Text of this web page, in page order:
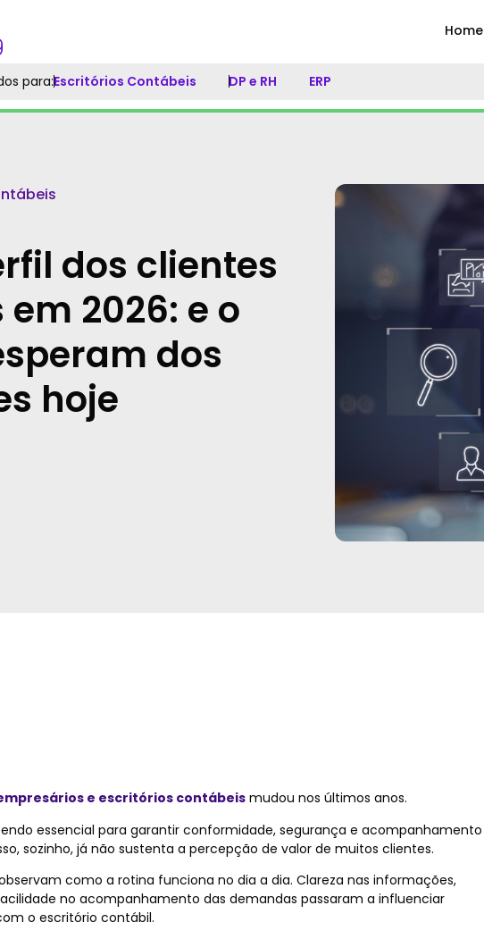
Home
para:Escritórios Contábeis DP e RH ERP
dos clientes
2026: e o
dos
hoje
e escritórios contábeis mudou nos últimos anos.
essencial para garantir conformidade, segurança e acompanhamento
sozinho, já não sustenta a percepção de valor de muitos clientes.
como a rotina funciona no dia a dia. Clareza nas informações,
no acompanhamento das demandas passaram a influenciar
o escritório contábil.